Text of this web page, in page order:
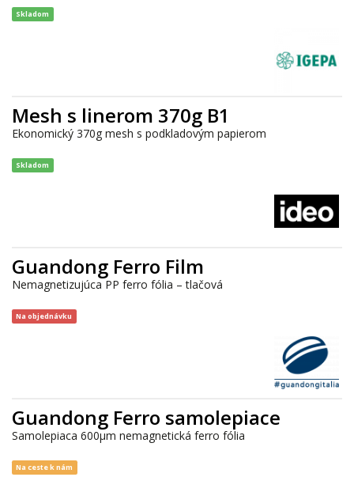
Skladom
Mesh s linerom 370g B1
Ekonomický 370g mesh s podkladovým papierom
Skladom
Guandong Ferro Film
Nemagnetizujúca PP ferro fólia – tlačová
Na objednávku
Guandong Ferro samolepiace
Samolepiaca 600µm nemagnetická ferro fólia
Na ceste k nám